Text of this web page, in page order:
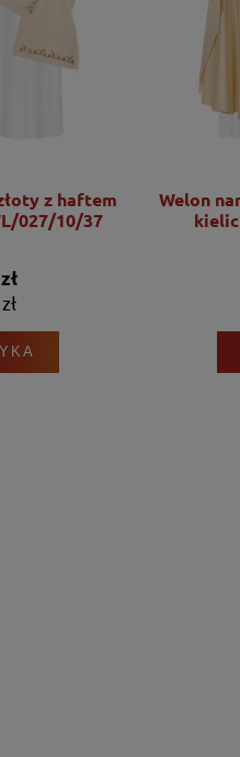
z haftem
027/10/37
Welon